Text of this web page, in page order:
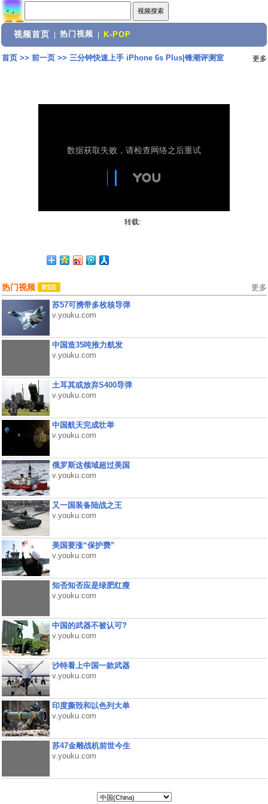
视频首页 热门视频 K-POP
首页>> 前一页>> 三分钟快速上手 iPhone 6s Plus|锋潮评测室 更多
转载:
热门视频 更多
苏57可携带多枚核导弹
v.youku.com
中国造35吨推力航发
v.youku.com
土耳其或放弃S400导弹
v.youku.com
中国航天完成壮举
v.youku.com
俄罗斯这领域超过美国
v.youku.com
又一国装备陆战之王
v.youku.com
美国要涨“保护费”
v.youku.com
知否知否应是绿肥红瘦
v.youku.com
中国的武器不被认可?
v.youku.com
沙特看上中国一款武器
v.youku.com
印度撕毁和以色列大单
v.youku.com
苏47金雕战机前世今生
v.youku.com